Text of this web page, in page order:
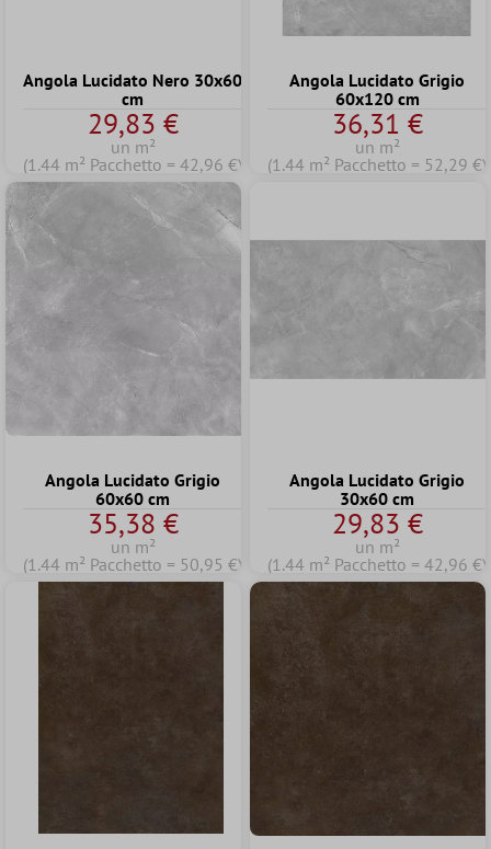
Angola Lucidato Nero 30x60
cm
29,83 €
un m²
(1.44 m² Pacchetto = 42,96 €)
Angola Lucidato Grigio
60x120 cm
36,31 €
un m²
(1.44 m² Pacchetto = 52,29 €)
Angola Lucidato Grigio
60x60 cm
35,38 €
un m²
(1.44 m² Pacchetto = 50,95 €)
Angola Lucidato Grigio
30x60 cm
29,83 €
un m²
(1.44 m² Pacchetto = 42,96 €)